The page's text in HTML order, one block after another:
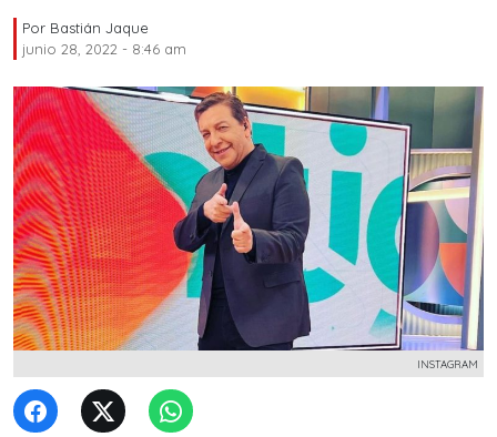
Por Bastián Jaque
junio 28, 2022 - 8:46 am
INSTAGRAM